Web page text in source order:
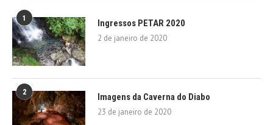
1 Ingressos PETAR 2020
2 de janeiro de 2020
2 Imagens da Caverna do Diabo
23 de janeiro de 2020